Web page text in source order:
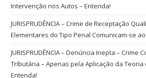
Intervenção nos Autos – Entenda!
JURISPRUDÊNCIA – Crime de Receptação
Elementares do Tipo Penal Comunicam-se
JURISPRUDÊNCIA – Denúncia Inepta – Crime
Tributária – Apenas pela Aplicação da Teoria
Entenda!